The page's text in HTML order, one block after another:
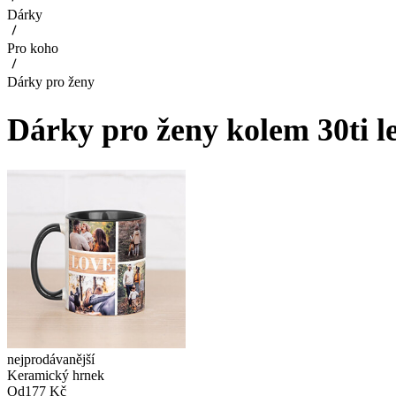
Dárky
Pro koho
Dárky pro ženy
Dárky pro ženy kolem 30ti
nejprodávanější
Keramický hrnek
Od177 Kč